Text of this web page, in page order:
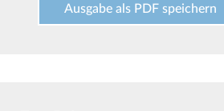
Ausgabe als PDF speichern